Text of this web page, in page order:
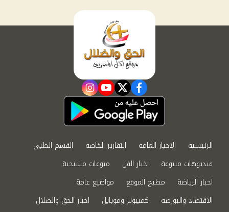
facebook
twitter
youtube
instagram
الرئيسية الاخبار العامة التقارير الخاصة
القسم الطبي
فيديوهات متنوعة
اخبار الفن
منوعات مسيحية
اخبار الرياضة
مطبخ الموقع
مواضيع عامة
الاقتصاد والبورصة
كمبيوتر وموبايل اخبار الحق والضلال